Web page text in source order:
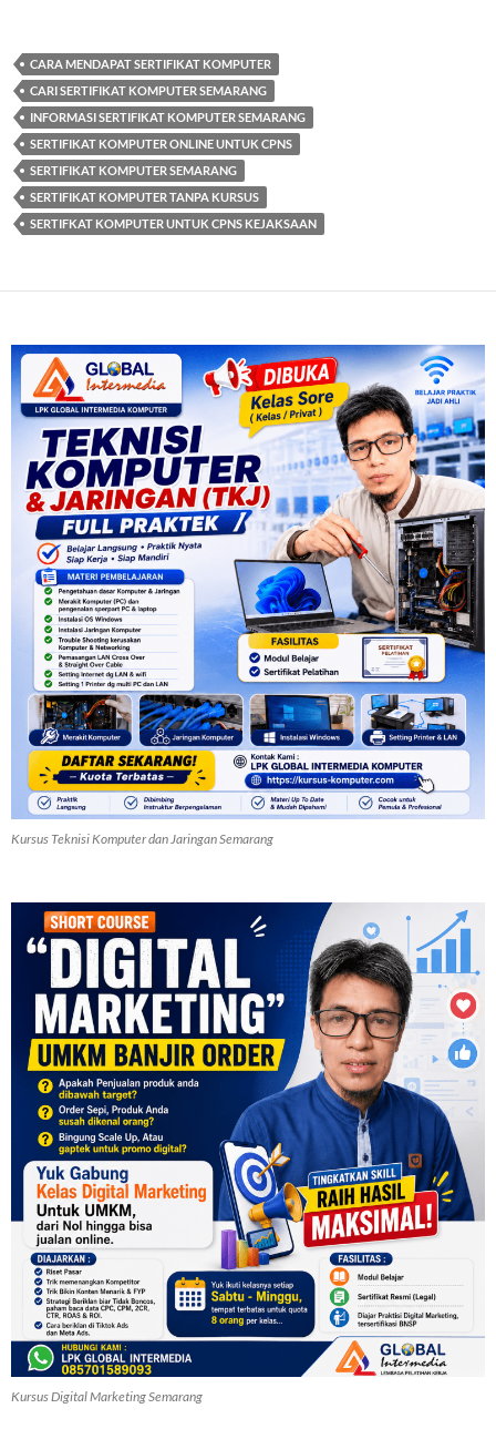
CARA MENDAPAT SERTIFIKAT KOMPUTER
CARI SERTIFIKAT KOMPUTER SEMARANG
INFORMASI SERTIFIKAT KOMPUTER SEMARANG
SERTIFIKAT KOMPUTER ONLINE UNTUK CPNS
SERTIFIKAT KOMPUTER SEMARANG
SERTIFIKAT KOMPUTER TANPA KURSUS
SERTIFKAT KOMPUTER UNTUK CPNS KEJAKSAAN
Kursus Teknisi Komputer dan Jaringan Semarang
Kursus Digital Marketing Semarang